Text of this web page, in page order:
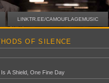
LINKTR.EE/CAMOUFLAGEMUSIC
OF SILENCE
Is A Shield,One Fine Day